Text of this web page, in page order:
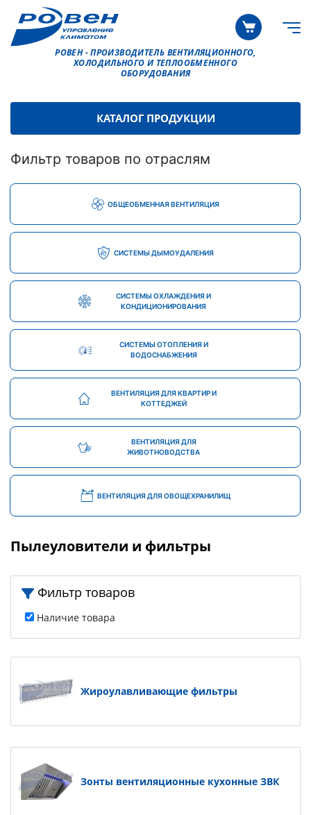
РОВЕН - ПРОИЗВОДИТЕЛЬ ВЕНТИЛЯЦИОННОГО,
ХОЛОДИЛЬНОГО И ТЕПЛООБМЕННОГО
ОБОРУДОВАНИЯ
КАТАЛОГ ПРОДУКЦИИ
Фильтр товаров по отраслям
ОБЩЕОБМЕННАЯ ВЕНТИЛЯЦИЯ
СИСТЕМЫ ДЫМОУДАЛЕНИЯ
СИСТЕМЫ ОХЛАЖДЕНИЯ И
КОНДИЦИОНИРОВАНИЯ
СИСТЕМЫ ОТОПЛЕНИЯ И
ВОДОСНАБЖЕНИЯ
ВЕНТИЛЯЦИЯ ДЛЯ КВАРТИР И
КОТТЕДЖЕЙ
ВЕНТИЛЯЦИЯ ДЛЯ
ЖИВОТНОВОДСТВА
ВЕНТИЛЯЦИЯ ДЛЯ ОВОЩЕХРАНИЛИЩ
Пылеуловители и фильтры
Фильтр товаров
Наличие товара
Жироулавливающие фильтры
Зонты вентиляционные кухонные ЗВК